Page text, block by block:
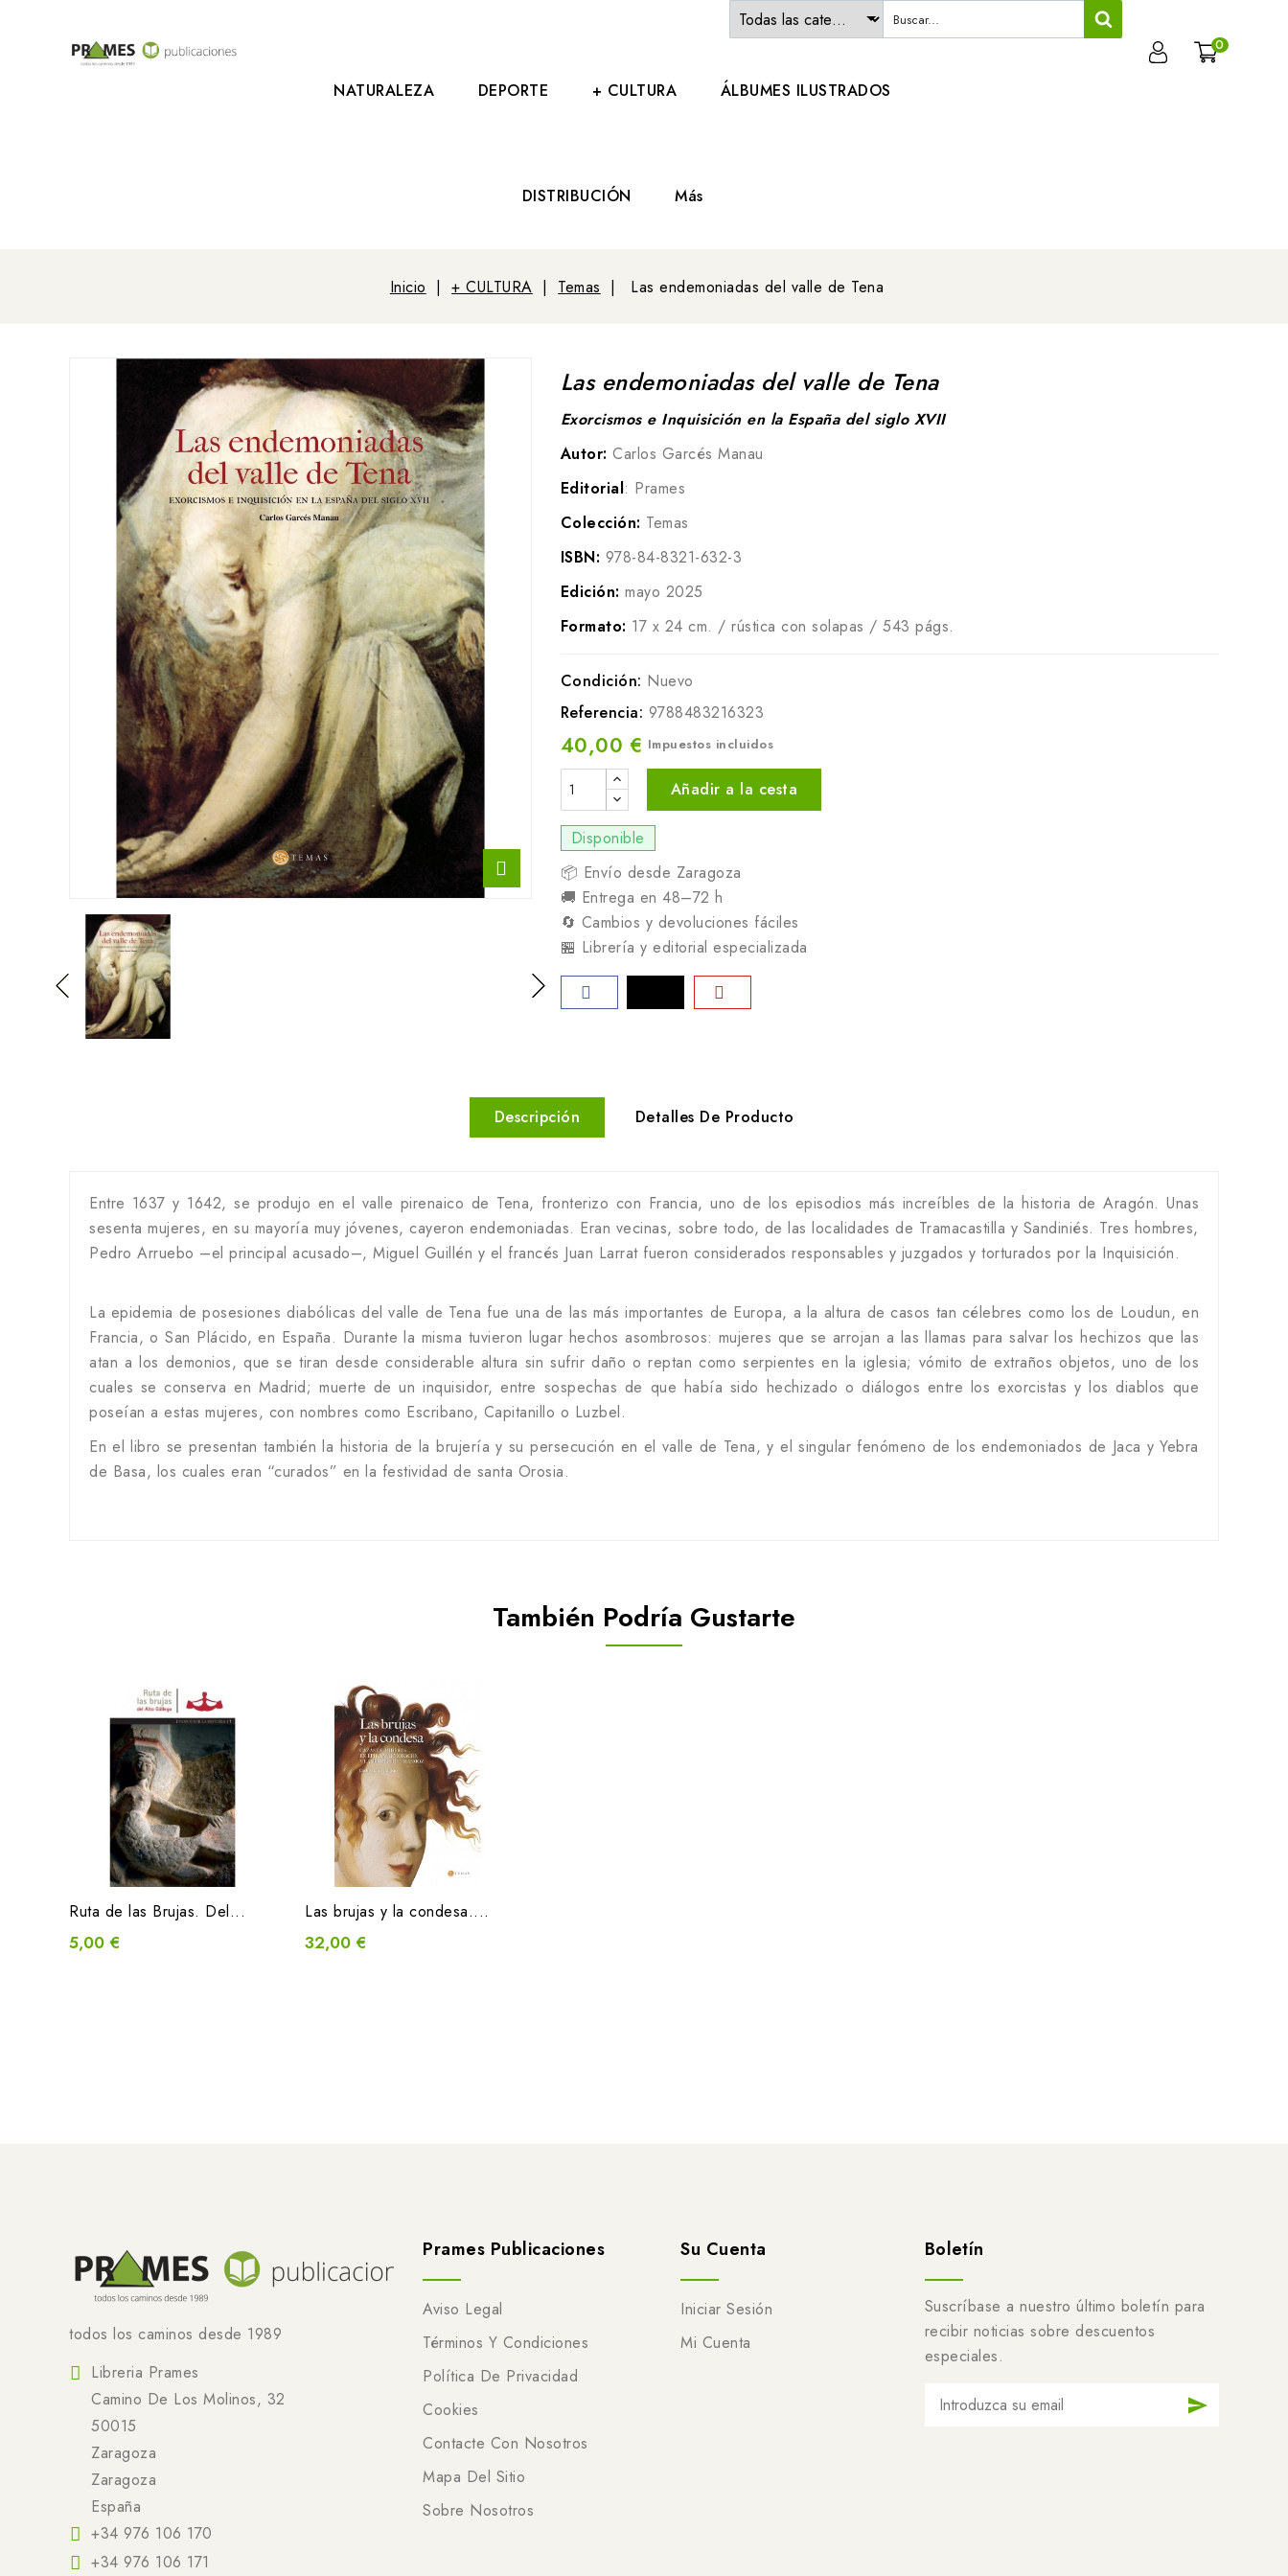
0
NATURALEZA DEPORTE + CULTURA ÁLBUMES ILUSTRADOS
DISTRIBUCIÓN Más
Inicio + CULTURA Temas Las endemoniadas del valle de Tena
Las endemoniadas del valle de Tena
Exorcismos e Inquisición en la España del siglo XVII
Autor: Carlos Garcés Manau
Editorial: Prames
Colección: Temas
ISBN: 978-84-8321-632-3
Edición: mayo 2025
Formato: 17 x 24 cm. / rústica con solapas / 543 págs.
Condición: Nuevo
Referencia: 9788483216323
40,00 € Impuestos incluidos
Añadir a la cesta
Disponible
📦 Envío desde Zaragoza
🚚 Entrega en 48–72 h
🔄 Cambios y devoluciones fáciles
🏪 Librería y editorial especializada
Descripción Detalles De Producto
Entre 1637 y 1642, se produjo en el valle pirenaico de Tena, fronterizo con Francia, uno de los episodios más increíbles de la historia de Aragón. Unas
sesenta mujeres, en su mayoría muy jóvenes, cayeron endemoniadas. Eran vecinas, sobre todo, de las localidades de Tramacastilla y Sandiniés. Tres hombres,
Pedro Arruebo –el principal acusado–, Miguel Guillén y el francés Juan Larrat fueron considerados responsables y juzgados y torturados por la Inquisición.
La epidemia de posesiones diabólicas del valle de Tena fue una de las más importantes de Europa, a la altura de casos tan célebres como los de Loudun, en
Francia, o San Plácido, en España. Durante la misma tuvieron lugar hechos asombrosos: mujeres que se arrojan a las llamas para salvar los hechizos que las
atan a los demonios, que se tiran desde considerable altura sin sufrir daño o reptan como serpientes en la iglesia; vómito de extraños objetos, uno de los
cuales se conserva en Madrid; muerte de un inquisidor, entre sospechas de que había sido hechizado o diálogos entre los exorcistas y los diablos que
poseían a estas mujeres, con nombres como Escribano, Capitanillo o Luzbel.
En el libro se presentan también la historia de la brujería y su persecución en el valle de Tena, y el singular fenómeno de los endemoniados de Jaca y Yebra
de Basa, los cuales eran “curados” en la festividad de santa Orosia.
También Podría Gustarte
Ruta de las Brujas. Del...
5,00 €
Las brujas y la condesa....
32,00 €
todos los caminos desde 1989
Libreria Prames
Camino De Los Molinos, 32
50015
Zaragoza
Zaragoza
España
+34 976 106 170
+34 976 106 171
Prames Publicaciones
Aviso Legal
Términos Y Condiciones
Política De Privacidad
Cookies
Contacte Con Nosotros
Mapa Del Sitio
Sobre Nosotros
Su Cuenta
Iniciar Sesión
Mi Cuenta
Boletín
Suscríbase a nuestro último boletín para
recibir noticias sobre descuentos
especiales.